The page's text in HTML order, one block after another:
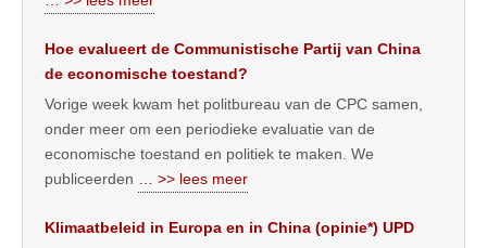
Hoe evalueert de Communistische Partij van China
de economische toestand?
Vorige week kwam het politbureau van de CPC samen,
onder meer om een periodieke evaluatie van de
economische toestand en politiek te maken. We
publiceerden
… >> lees meer
Klimaatbeleid in Europa en in China (opinie*) UPD